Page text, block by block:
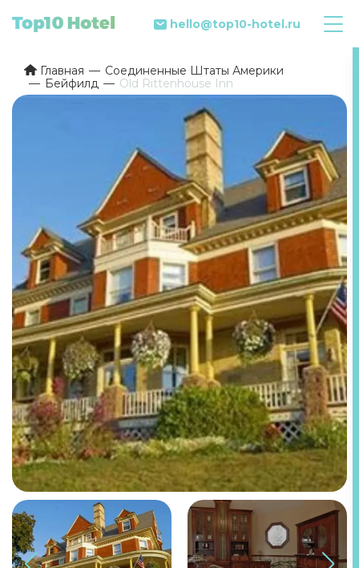
hello@top10-hotel.ru
Главная
Соединенные Штаты Америки
Бейфилд
Old Rittenhouse Inn